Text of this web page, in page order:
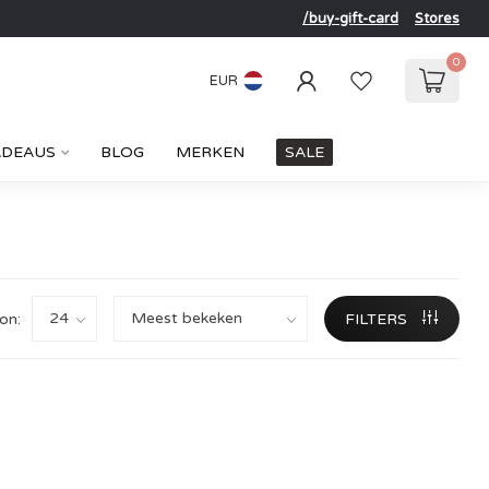
/buy-gift-card Stores
EUR
0
BLOG MERKEN SALE
FILTERS